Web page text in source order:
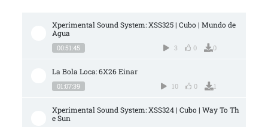
Xperimental Sound System: XSS325 | Cubo | Mundo de
Agua
00:51:45 3 0 0
La Bola Loca: 6X26 Einar
01:07:39 10 0 1
Xperimental Sound System: XSS324 | Cubo | Way To Th
e Sun